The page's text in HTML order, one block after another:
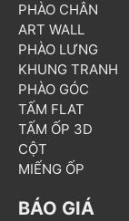
PHÀO CHÂN
ART WALL
PHÀO LƯNG
KHUNG TRANH
PHÀO GÓC
TẤM FLAT
TẤM ỐP 3D
CỘT
MIẾNG ỐP
BÁO GIÁ